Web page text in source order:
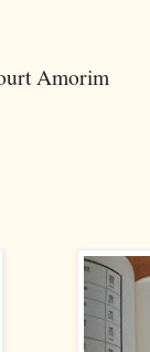
Amorim